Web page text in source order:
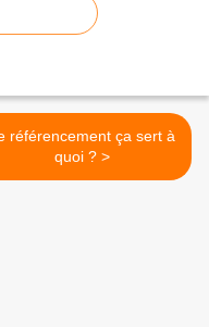
référencement ça sert à
quoi ? >